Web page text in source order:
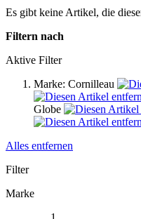
Es gibt keine Artikel, die
Filtern nach
Aktive Filter
Marke: Cornilleau
Globe
Alles entfernen
Filter
Marke